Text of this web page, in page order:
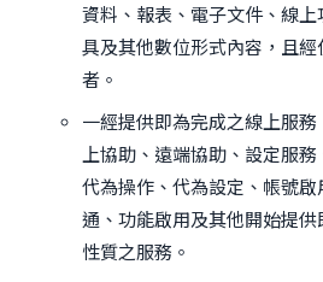
資料、報表、電子文件、線
具及其他數位形式內容，且
者。
一經提供即為完成之線上服
上協助、遠端協助、設定服務
代為操作、代為設定、帳號
通、功能啟用及其他開始提
性質之服務。